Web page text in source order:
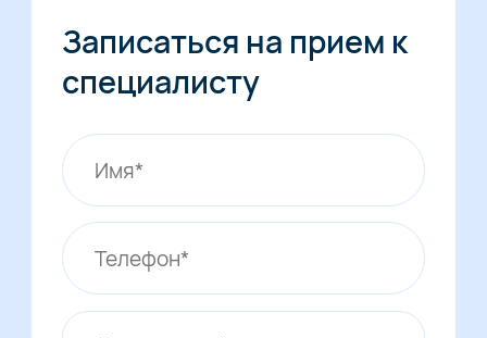
Записаться на прием к
специалисту